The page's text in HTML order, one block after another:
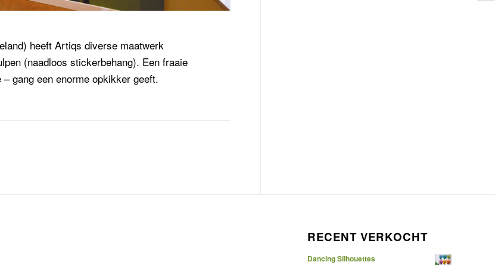
heeft Artiqs diverse maatwerk
(naadloos stickerbehang). Een fraaie
gang een enorme opkikker geeft.
RECENT VERKOCHT
Dancing Silhouettes